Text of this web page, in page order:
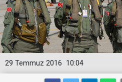
10:04
29 Temmuz 2016